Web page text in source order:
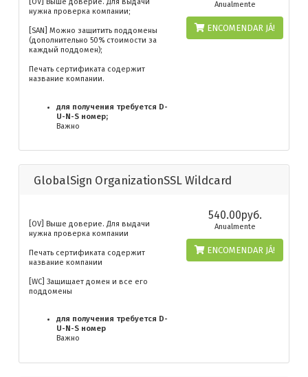
[OV] Выше доверие. Для выдачи
нужна проверка компании;
[SAN] Можно защитить поддомены
(дополнительно 50% стоимости за
каждый поддомен);
Печать сертификата содержит
название компании.
для получения требуется D-
U-N-S номер;
Важно
Anualmente
ENCOMENDAR JÁ!
GlobalSign OrganizationSSL Wildcard
[OV] Выше доверие. Для выдачи
нужна проверка компании
Печать сертификата содержит
название компании
[WC] Защищает домен и все его
поддомены
для получения требуется D-
U-N-S номер
Важно
540.00руб.
Anualmente
ENCOMENDAR JÁ!